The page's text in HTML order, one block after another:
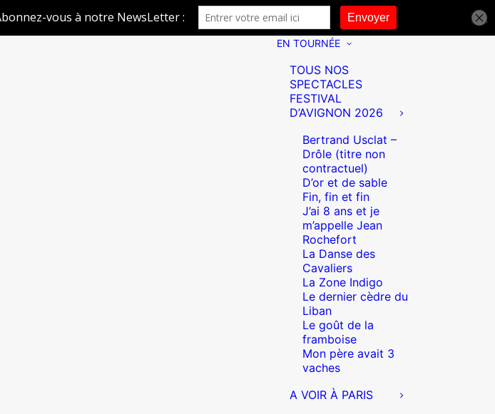
EN TOURNÉE
TOUS NOS
SPECTACLES
FESTIVAL
D’AVIGNON 2026
Bertrand Usclat –
Drôle (titre non
contractuel)
D’or et de sable
Fin, fin et fin
J’ai 8 ans et je
m’appelle Jean
Rochefort
La Danse des
Cavaliers
La Zone Indigo
Le dernier cèdre du
Liban
Le goût de la
framboise
Mon père avait 3
vaches
A VOIR À PARIS